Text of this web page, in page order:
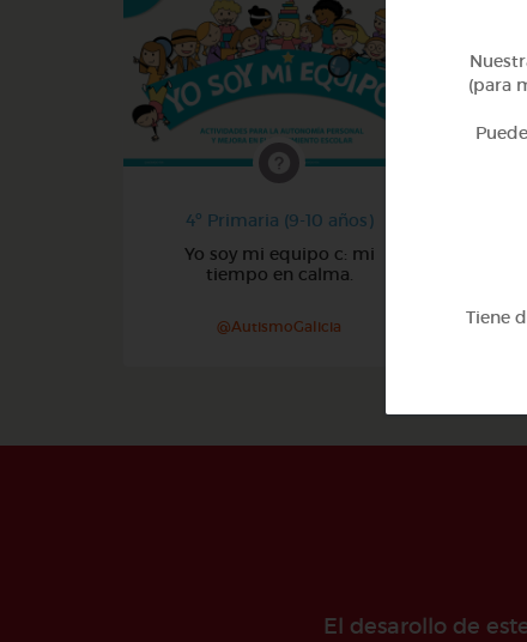
4º Primaria (9-10 años)
Yo soy mi equipo c: mi
tiempo en calma.
@AutismoGalicia
El desarollo de
(para
Tiene